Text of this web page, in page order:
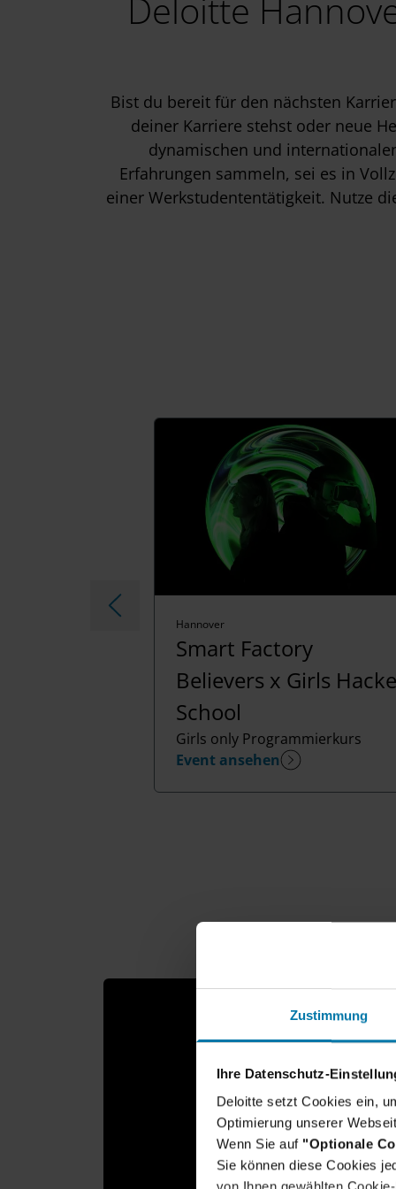
Zustimmung
Ihre Datenschutz-
Deloitte setzt Cookies ein,
Optimierung unserer
Wenn Sie auf "Optionale
Sie können diese Cookies
Deloitte
Bist du bereit für den nächsten
deiner Karriere stehst oder neue
dynamischen und
Erfahrungen sammeln, sei es in
einer Werkstudententätigkeit. Nutze
Hannover
Smart Factory
Believers x Girls
School
Girls only Programmierkurs
Event ansehen